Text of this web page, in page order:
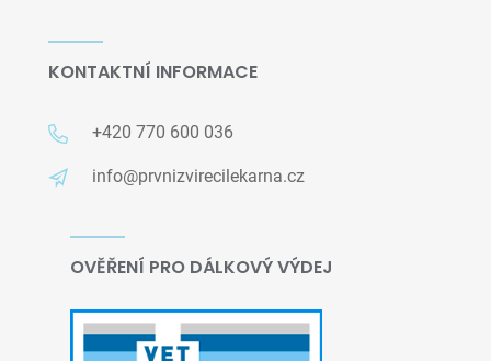
KONTAKTNÍ INFORMACE
+420 770 600 036
info@prvnizvirecilekarna.cz
OVĚŘENÍ PRO DÁLKOVÝ VÝDEJ